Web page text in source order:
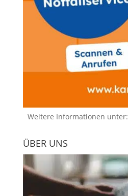
Weitere Informationen unter:
ÜBER UNS